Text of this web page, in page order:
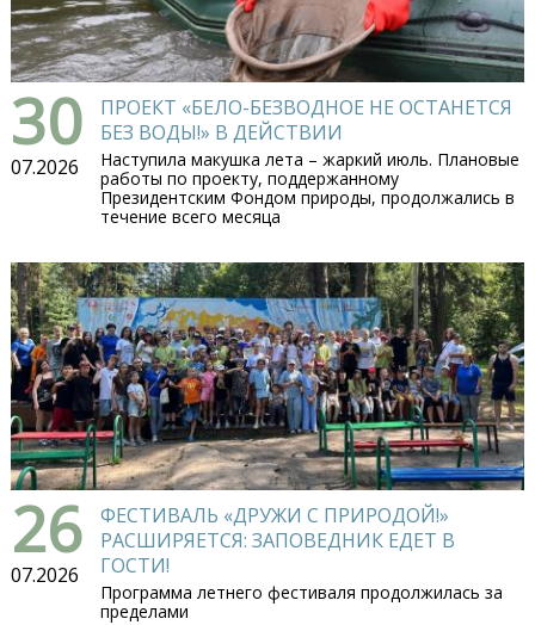
30
07.2026
ПРОЕКТ «БЕЛО-БЕЗВОДНОЕ НЕ ОСТАНЕТСЯ
БЕЗ ВОДЫ!» В ДЕЙСТВИИ
Наступила макушка лета – жаркий июль. Плановые
работы по проекту, поддержанному
Президентским Фондом природы, продолжались в
течение всего месяца
26
07.2026
ФЕСТИВАЛЬ «ДРУЖИ С ПРИРОДОЙ!»
РАСШИРЯЕТСЯ: ЗАПОВЕДНИК ЕДЕТ В
ГОСТИ!
Программа летнего фестиваля продолжилась за
пределами